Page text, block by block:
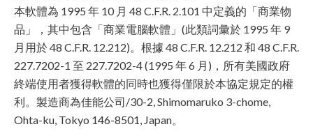
本軟體為 1995 年 10 月 48 C.F.R. 2.101 中定義的「商業物
品」，其中包含「商業電腦軟體」(此類詞彙於 1995 年 9
月用於 48 C.F.R. 12.212)。根據 48 C.F.R. 12.212 和 48 C.F.R.
227.7202-1 至 227.7202-4 (1995 年 6 月)，所有美國政府
終端使用者獲得軟體的同時也獲得僅限於本協定規定的權
利。製造商為佳能公司/30-2, Shimomaruko 3-chome,
Ohta-ku, Tokyo 146-8501, Japan。